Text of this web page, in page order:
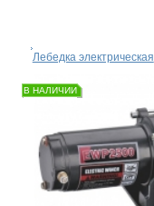
Лебедка электрическая
В НАЛИЧИИ